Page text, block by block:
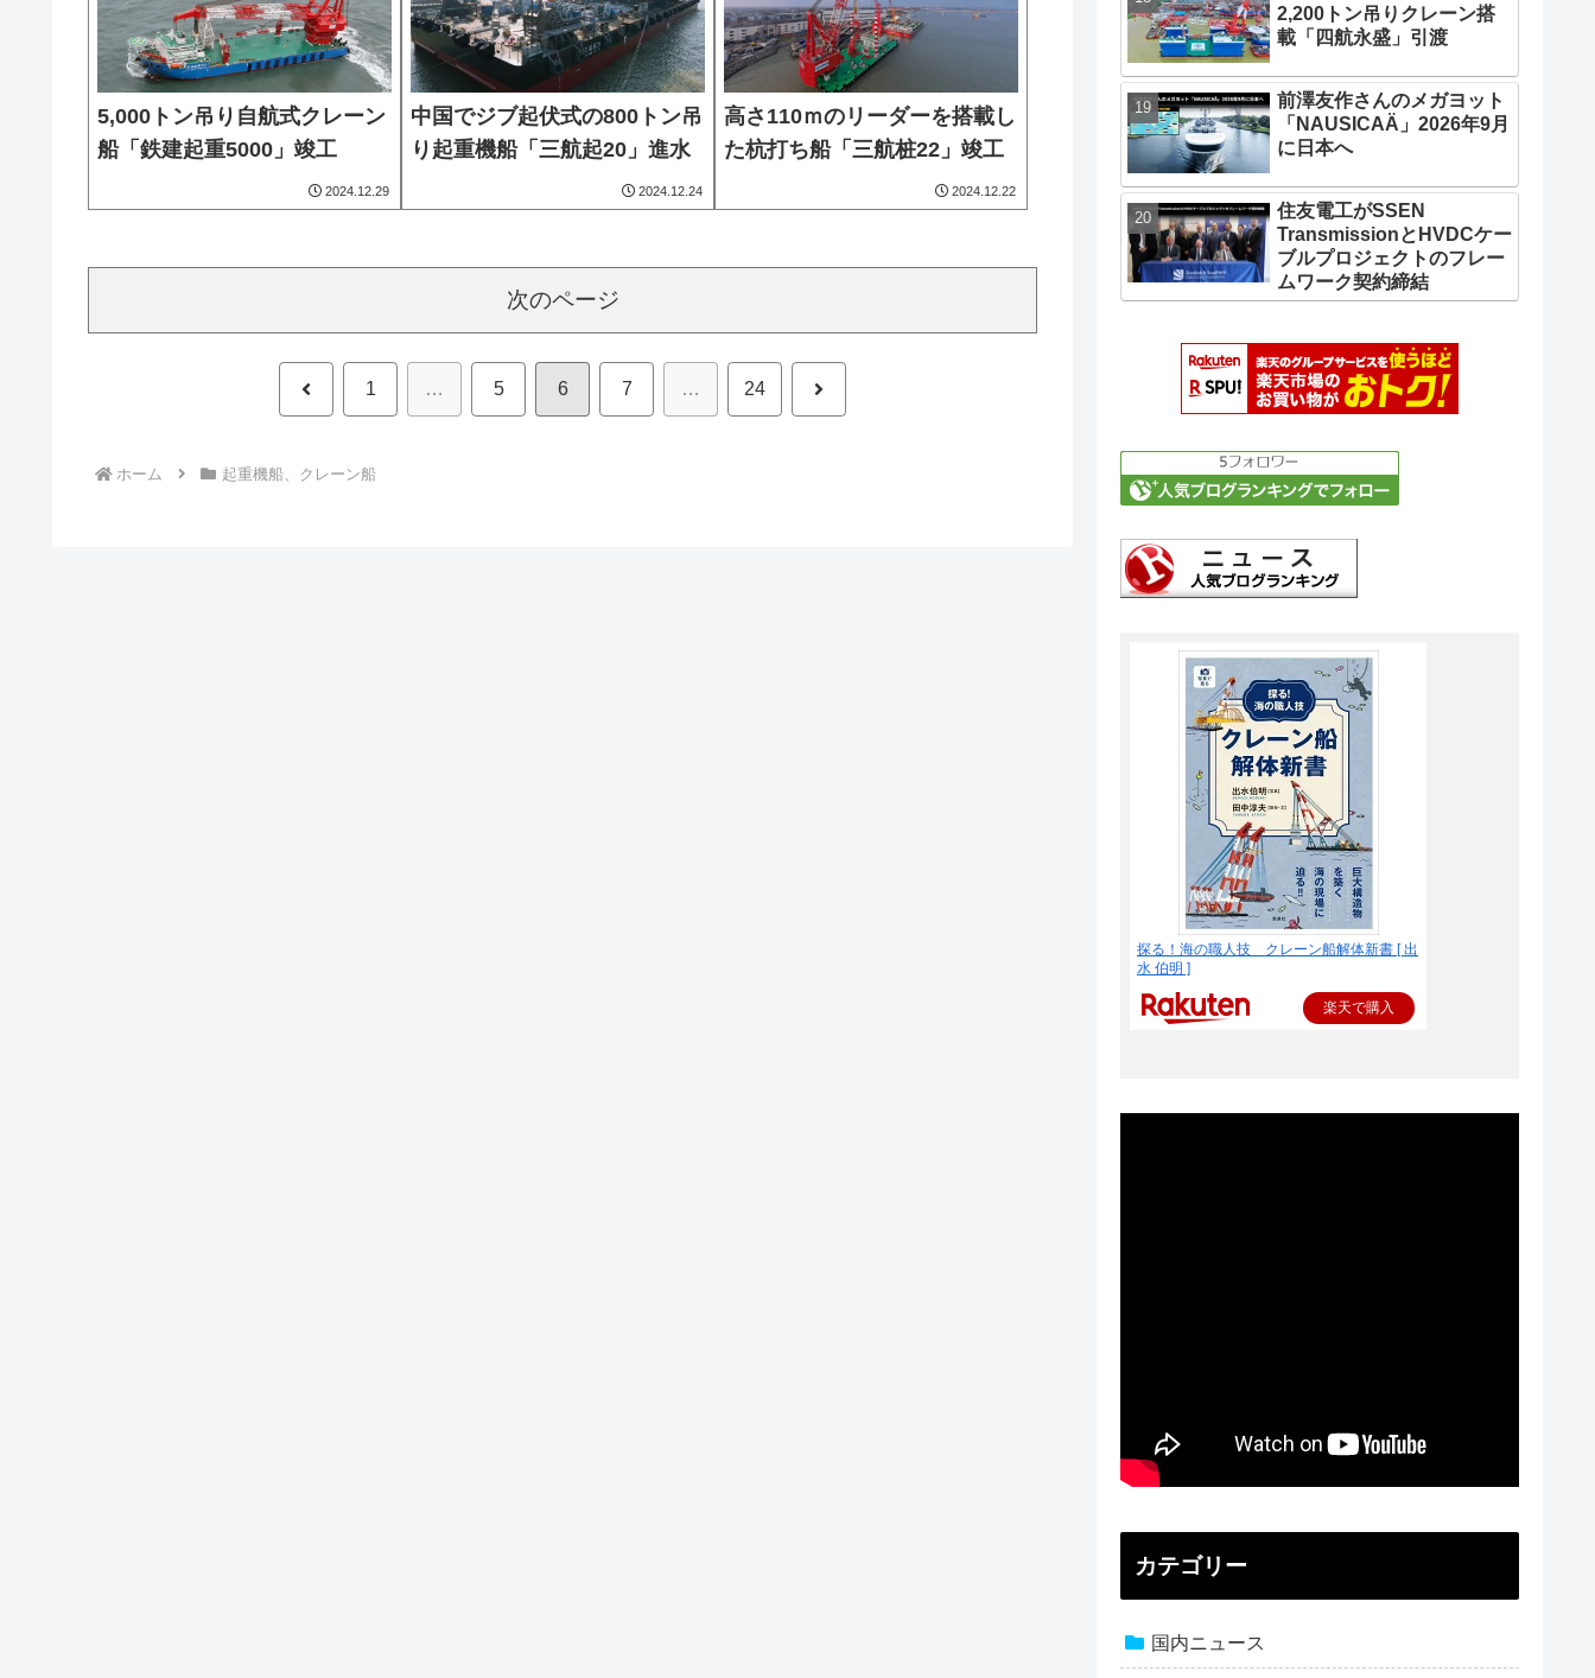
5,000トン吊り自航式クレーン
船「鉄建起重5000」竣工
2024.12.29
中国でジブ起伏式の800トン吊
り起重機船「三航起20」進水
2024.12.24
高さ110ｍのリーダーを搭載し
た杭打ち船「三航桩22」竣工
2024.12.22
次のページ
前 1 … 5 6 7 … 24 次
ホーム 起重機船、クレーン船
2,200トン吊りクレーン搭
載「四航永盛」引渡
前澤友作さんのメガヨット
「NAUSICAÄ」2026年9月
に日本へ
住友電工がSSEN
TransmissionとHVDCケー
ブルプロジェクトのフレー
ムワーク契約締結
探る！海の職人技 クレーン船解体新書 [ 出
水 伯明 ]
楽天で購入
カテゴリー
国内ニュース